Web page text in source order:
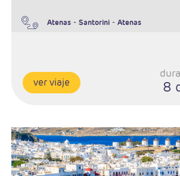
Atenas- Santorini- Atenas
ver viaje 8
Salidas:Diarias
Ruta; 3n Atenas y 4 noches Mykonos
Régimen: AD
Hoteles: Turista o Primera